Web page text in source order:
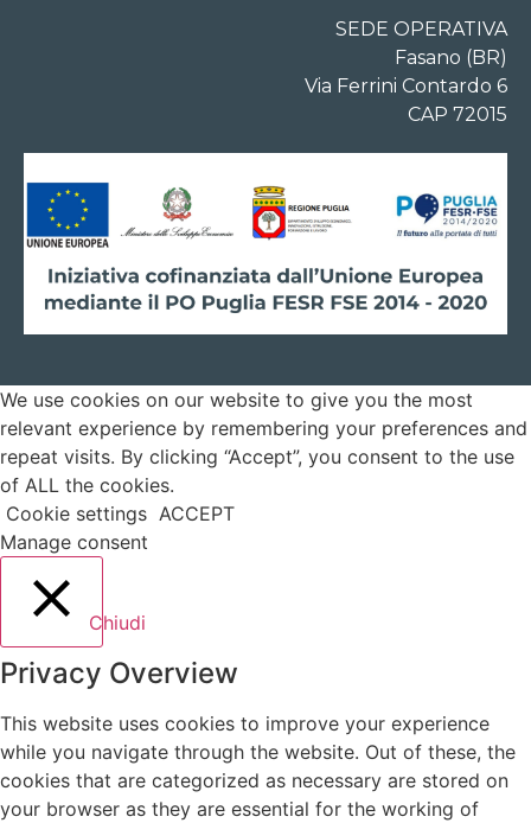
SEDE OPERATIVA
Fasano (BR)
Via Ferrini Contardo 6
CAP 72015
We use cookies on our website to give you the most
relevant experience by remembering your preferences and
repeat visits. By clicking “Accept”, you consent to the use
of ALL the cookies.
Cookie settings ACCEPT
Manage consent
Chiudi
Privacy Overview
This website uses cookies to improve your experience
while you navigate through the website. Out of these, the
cookies that are categorized as necessary are stored on
your browser as they are essential for the working of